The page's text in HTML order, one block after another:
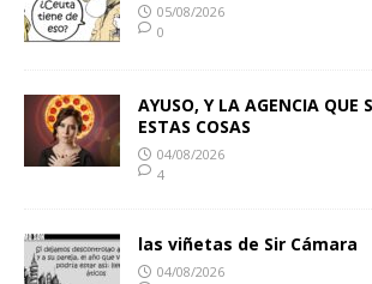
05/08/2026
0
AYUSO, Y LA AGENCIA QUE
ESTAS COSAS
04/08/2026
4
las viñetas de Sir Cámara
04/08/2026